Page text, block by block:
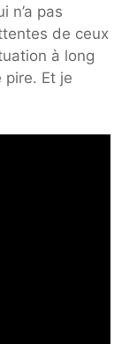
n’a pas
de ceux
à long
pire. Et je